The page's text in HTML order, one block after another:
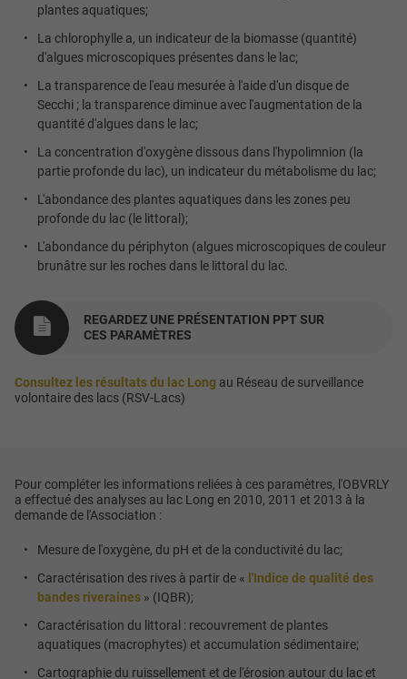
plantes aquatiques;
La chlorophylle a, un indicateur de la biomasse (quantité)
d'algues microscopiques présentes dans le lac;
La transparence de l'eau mesurée à l'aide d'un disque de
Secchi ; la transparence diminue avec l'augmentation de la
quantité d'algues dans le lac;
La concentration d'oxygène dissous dans l'hypolimnion (la
partie profonde du lac), un indicateur du métabolisme du lac;
L'abondance des plantes aquatiques dans les zones peu
profonde du lac (le littoral);
L'abondance du périphyton (algues microscopiques de couleur
brunâtre sur les roches dans le littoral du lac.
REGARDEZ UNE PRÉSENTATION PPT SUR
CES PARAMÈTRES
Consultez les résultats du lac Long au Réseau de surveillance
volontaire des lacs (RSV-Lacs)
Pour compléter les informations reliées à ces paramètres, l'OBVRLY
a effectué des analyses au lac Long en 2010, 2011 et 2013 à la
demande de l'Association :
Mesure de l'oxygène, du pH et de la conductivité du lac;
Caractérisation des rives à partir de « l'Indice de qualité des
bandes riveraines » (IQBR);
Caractérisation du littoral : recouvrement de plantes
aquatiques (macrophytes) et accumulation sédimentaire;
Cartographie du ruissellement et de l'érosion autour du lac et